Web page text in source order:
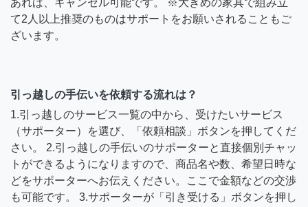
あれば、キャンセル可能です。 ※大きめの家具で組み立
て2人以上推奨のものはサポートをお願いされることもご
ざいます。
引っ越しの手伝いを依頼する流れは？
1.引っ越しのサービス一覧の中から、受けたいサービス
（サポーター）を選び、「依頼相談」ボタンを押してくだ
さい。 2.引っ越しの手伝いのサポーターと直接個別チャッ
トができるようになりますので、商品名や数、希望日時な
どをサポーターへお伝えください。ここで金額などの交渉
も可能です。 3.サポーターが「引き受ける」ボタンを押し